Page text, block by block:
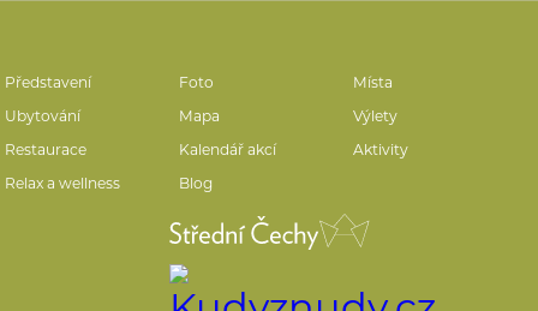
Představení Foto
Místa
Ubytování
Mapa
Výlety
Restaurace
Kalendář akcí
Aktivity
Relax a wellness
Blog